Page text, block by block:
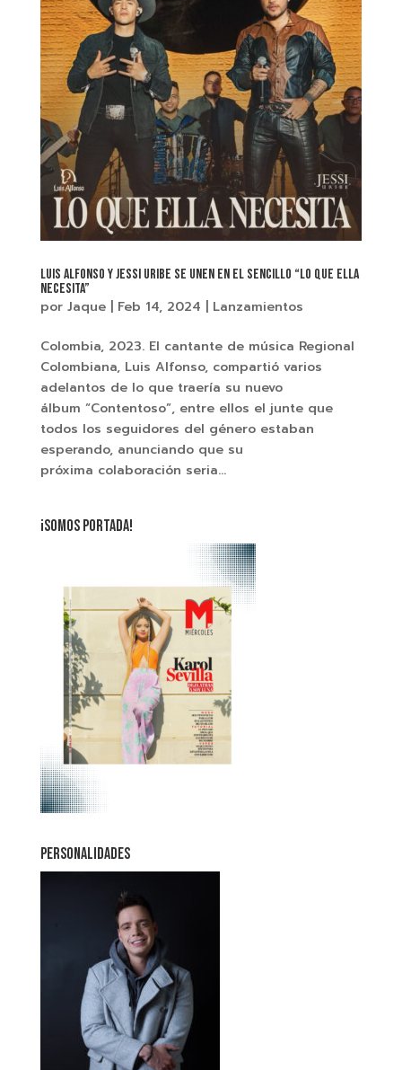
Luis Alfonso y Jessi Uribe se unen en el sencillo “Lo Que Ella
Necesita”
por Jaque| Feb 14, 2024 | Lanzamientos
Colombia, 2023. El cantante de música Regional
Colombiana, Luis Alfonso, compartió varios
adelantos de lo que traería su nuevo
álbum “Contentoso”, entre ellos el junte que
todos los seguidores del género estaban
esperando, anunciando que su
próxima colaboración seria...
¡SOMOS PORTADA!
PERSONALIDADES